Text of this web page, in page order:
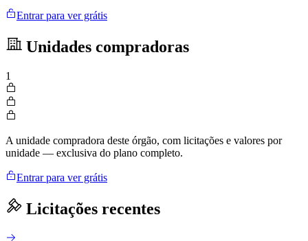
Entrar para ver grátis
Unidades compradoras
1
A unidade compradora deste órgão, com licitações e valores por
unidade — exclusiva do plano completo.
Entrar para ver grátis
Licitações recentes